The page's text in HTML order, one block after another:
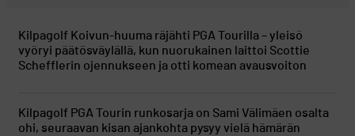
Kilpagolf Koivun-huuma räjähti PGA Tourilla – yleisö
vyöryi päätösväylällä, kun nuorukainen laittoi Scottie
Schefflerin ojennukseen ja otti komean avausvoiton
Kilpagolf PGA Tourin runkosarja on Sami Välimäen osalta
ohi, seuraavan kisan ajankohta pysyy vielä hämärän